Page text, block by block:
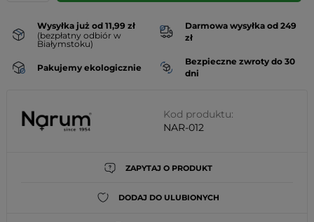
Wysyłka już od 11,99 zł
(bezpłatny odbiór w
Białymstoku)
Darmowa wysyłka od 249
zł
Pakujemy ekologicznie
Bezpieczne zwroty do 30
dni
Kod produktu:
NAR-012
ZAPYTAJ O PRODUKT
DODAJ DO ULUBIONYCH